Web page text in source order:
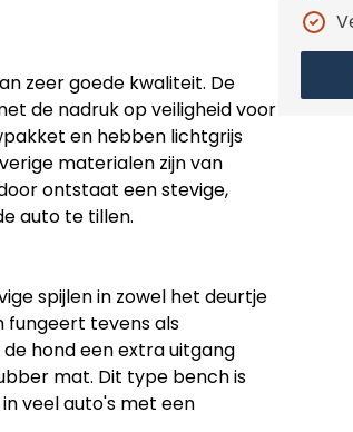
zeer goede kwaliteit. De
de nadruk op veiligheid voor
en hebben lichtgrijs
materialen zijn van
ontstaat een stevige,
auto te tillen.
spijlen in zowel het deurtje
fungeert tevens als
hond een extra uitgang
mat. Dit type bench is
veel auto's met een